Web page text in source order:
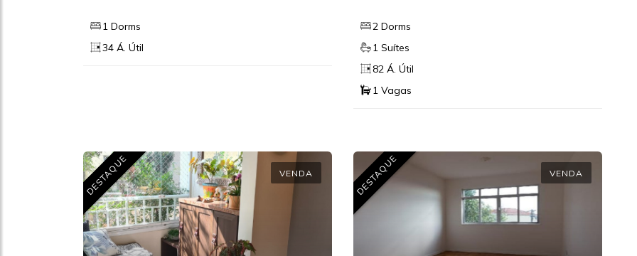
1 Dorms
34 Á. Útil
2 Dorms
1 Suítes
82 Á. Útil
1 Vagas
DESTAQUE VENDA DESTAQUE VENDA